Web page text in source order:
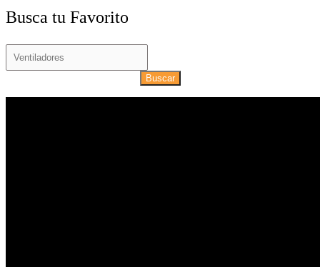
Busca tu Favorito
Buscar